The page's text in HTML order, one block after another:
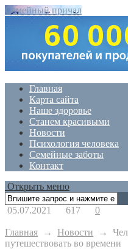
Семейный причал
Главная
Карта сайта
Наше здоровье
Станем красивыми
Новости
Психология человека
Семейные заботы
Контакт
Открыть меню
05.07.2021 617 0
Главная → Новости →
путешествовать во времени